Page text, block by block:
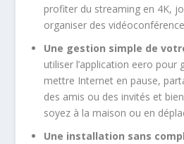
profiter du streaming en 4K,
organiser des
Une gestion simple de
utiliser l’application eero pour
mettre Internet en pause,
des amis ou des invités et
soyez à la maison ou en
Une installation sans